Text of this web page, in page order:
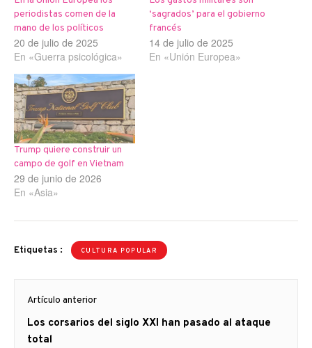
periodistas comen de la
mano de los políticos
20 de julio de 2025
En «Guerra psicológica»
‘sagrados’ para el gobierno
francés
14 de julio de 2025
En «Unión Europea»
Trump quiere construir un
campo de golf en Vietnam
29 de junio de 2026
En «Asia»
Etiquetas : CULTURA POPULAR
de
entradas
Artículo anterior
Artículo
anterior
Los corsarios del siglo XXI han pasado al ataque
total